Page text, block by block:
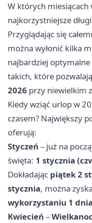
W których
najkorzystniejsze
Przyglądając się
można wyłonić kilka
najbardziej optymalne
takich, które
2026 przy niewielkim
Kiedy wziąć urlop w
czasem? Największy
oferują:
Styczeń – już na
święta: 1 stycznia
Dokładając piątek 2
stycznia, można
wykorzystaniu 1
Kwiecień –Wielkanoc